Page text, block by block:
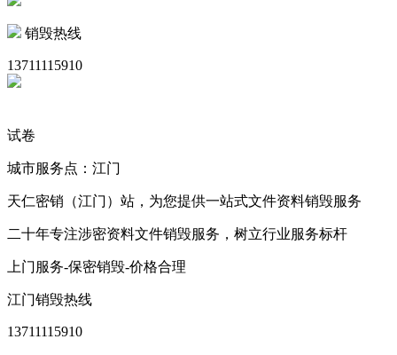
销毁热线
13711115910
试卷
城市服务点：江门
天仁密销（江门）站，为您提供一站式文件资料销毁服务
二十年专注涉密资料文件销毁服务，树立行业服务标杆
上门服务-保密销毁-价格合理
江门销毁热线
13711115910